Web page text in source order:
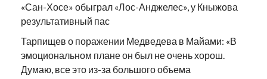
«Сан-Хосе» обыграл «Лос-Анджелес», у Кныжова
результативный пас
Тарпищев о поражении Медведева в Майами: «В
эмоциональном плане он был не очень хорош.
Думаю, все это из-за большого объема